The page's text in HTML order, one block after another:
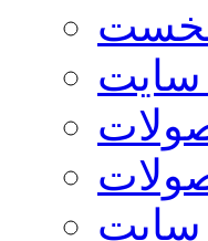
سایت